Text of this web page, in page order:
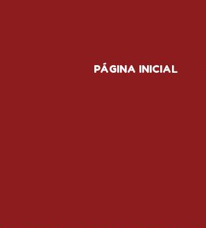
PÁGINA INICIAL